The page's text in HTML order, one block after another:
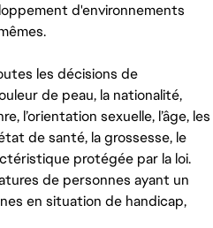
d'environnements
les décisions de
de peau, la nationalité,
l’orientation sexuelle, l’âge, les
de santé, la grossesse, le
protégée par la loi.
de personnes ayant un
en situation de handicap,